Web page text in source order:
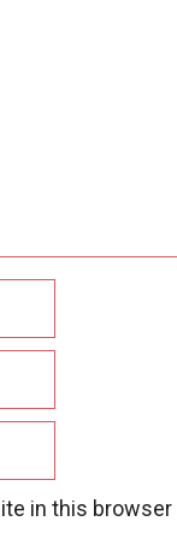
in this